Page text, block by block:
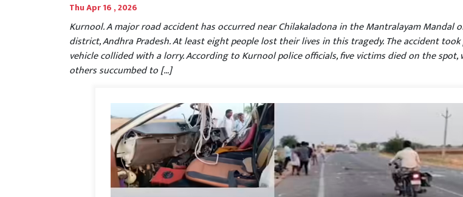
Thu Apr 16 , 2026
Kurnool. A major road accident has occurred near Chilakaladona in the Mantralayam Mandal
district, Andhra Pradesh. At least eight people lost their lives in this tragedy. The accident took
vehicle collided with a lorry. According to Kurnool police officials, five victims died on the spot,
others succumbed to […]